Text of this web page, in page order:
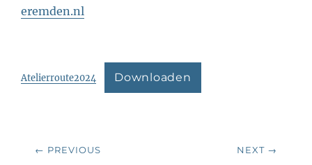
eremden.nl
Atelierroute2024 Downloaden
Bericht
← PREVIOUS NEXT →